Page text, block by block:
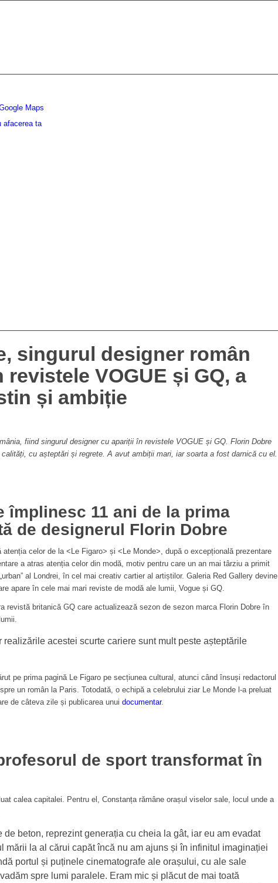
Maps
afacerea ta
singurul designer român
VOGUE și GQ, a
și ambiție
fiind singurul designer cu apariții în revistele VOGUE și GQ. Florin Dobre
cu așteptări și regrete. A avut ambiții mari, iar soarta a fost darnică cu el.
împlinesc 11 ani de la prima
de designerul Florin Dobre
atenția celor de la <Le Figaro> și <Le Monde>, după o excepțională prezentare
a atras atenția celor din modă, motiv pentru care un an mai târziu a primit
al Londrei, în cel mai creativ cartier al artiștilor. Galeria Red Gallery devine
apare în cele mai mari reviste de modă ale lumii, Vogue și GQ.
revistă britanică GQ care actualizează sezon de sezon marca Florin Dobre în
realizările acestei scurte cariere sunt mult peste așteptările
pe prima pagină Le Figaro pe secțiunea cultural, atunci când însuși redactorul
un român la Paris. Totodată, o echipă a celebrului ziar Le Monde l-a preluat
de câteva zile și publicarea unui documentar.
de sport transformat în
calea capitalei. Pentru el, Constanța rămâne orașul viselor sale, locul unde a
de beton, reprezint generația cu cheia la gât, iar eu am evadat
la al cărui capăt încă nu am ajuns și în infinitul imaginației
portul și puținele cinematografe ale orașului, cu ale sale
spre lumi paralele. Eram mic și plăcut de mai toată